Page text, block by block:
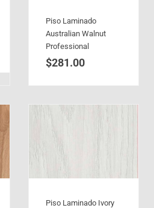
Piso Laminado
Australian Walnut
Professional
$281.00
Piso Laminado Ivory